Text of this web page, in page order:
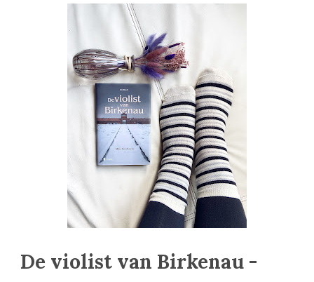
De violist van Birkenau -